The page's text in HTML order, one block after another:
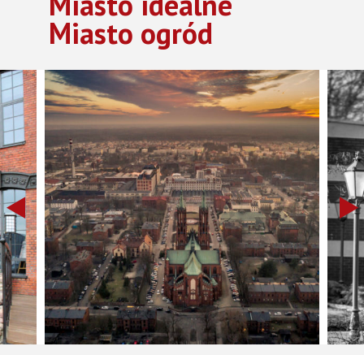
Miasto ogród